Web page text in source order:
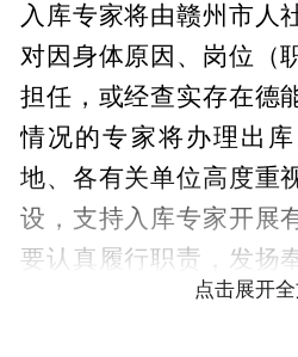
入库专家将由赣州市人
对因身体原因、岗位（
担任，或经查实存在德
情况的专家将办理出
地、各有关单位高度重
设，支持入库专家开展
要认真履行职责，发扬
和调遣，高质量完成市
相关工作，切实维护人
点击展开